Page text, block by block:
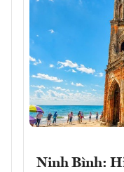
Ninh Bình: